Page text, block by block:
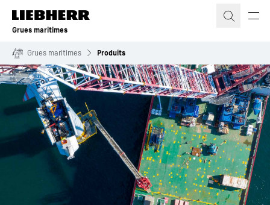
Grues maritimes
Grues maritimes Produits